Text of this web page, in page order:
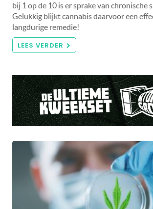
bij 1 op de 10 is er sprake van chronische
Gelukkig blijkt cannabis daarvoor een
langdurige remedie!
LEES VERDER